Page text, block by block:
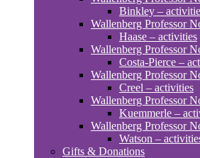
Binkley –
Wallenberg Professor
Haase – activities
Wallenberg Professor
Costa-Pierce –
Wallenberg Professor
Creel – activities
Wallenberg Professor
Kuemmerle –
Wallenberg Professor
Watson –
Gifts & Donations